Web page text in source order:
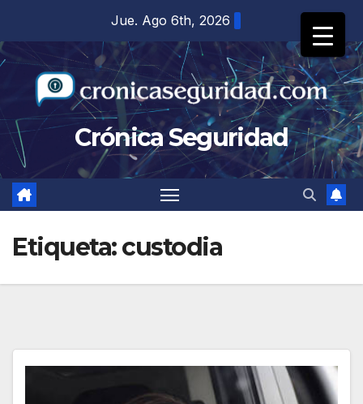
contenido
Jue. Ago 6th, 2026
Crónica Seguridad
Etiqueta:custodia